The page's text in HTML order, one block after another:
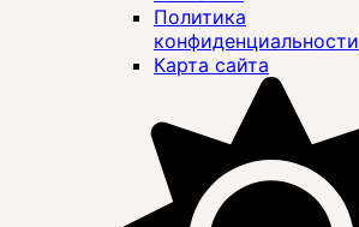
Политика
конфиденциальности
Карта сайта